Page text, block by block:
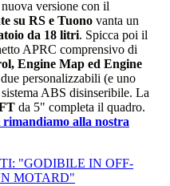
versione con il
su RS e Tuono vanta un
da 18 litri. Spicca poi il
APRC comprensivo di
Engine Map ed Engine
personalizzabili (e uno
ABS disinseribile. La
da 5" completa il quadro.
rimandiamo alla nostra
"GODIBILE IN OFF-
MOTARD"